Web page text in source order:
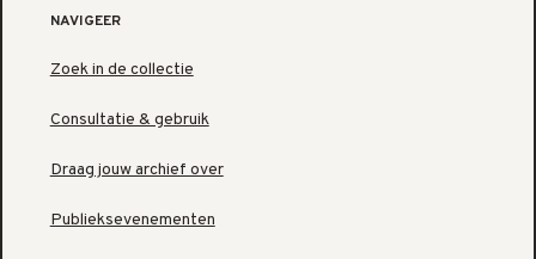
NAVIGEER
Zoek in de collectie
Consultatie & gebruik
Draag jouw archief over
Publieksevenementen